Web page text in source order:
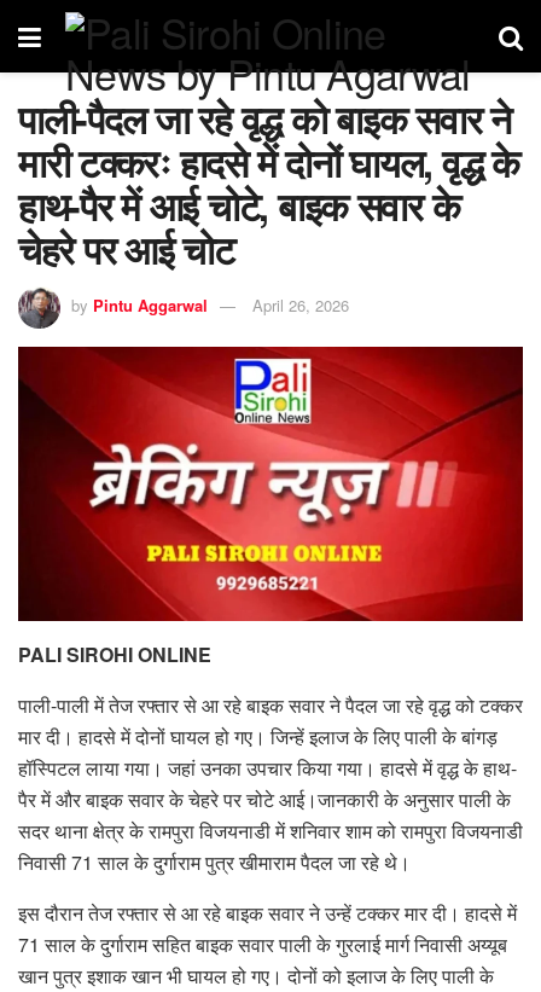
पाली-पैदल जा रहे वृद्ध को बाइक सवार ने
मारी टक्करः हादसे में दोनों घायल, वृद्ध के
हाथ-पैर में आई चोटे, बाइक सवार के
चेहरे पर आई चोट
by Pintu Aggarwal April 26, 2026
PALI SIROHI ONLINE
पाली-पाली में तेज रफ्तार से आ रहे बाइक सवार ने पैदल जा रहे वृद्ध को टक्कर
मार दी। हादसे में दोनों घायल हो गए। जिन्हें इलाज के लिए पाली के बांगड़
हॉस्पिटल लाया गया। जहां उनका उपचार किया गया। हादसे में वृद्ध के हाथ-
पैर में और बाइक सवार के चेहरे पर चोटे आई।जानकारी के अनुसार पाली के
सदर थाना क्षेत्र के रामपुरा विजयनाडी में शनिवार शाम को रामपुरा विजयनाडी
निवासी 71 साल के दुर्गाराम पुत्र खीमाराम पैदल जा रहे थे।
इस दौरान तेज रफ्तार से आ रहे बाइक सवार ने उन्हें टक्कर मार दी। हादसे में
71 साल के दुर्गाराम सहित बाइक सवार पाली के गुरलाई मार्ग निवासी अय्यूब
खान पुत्र इशाक खान भी घायल हो गए। दोनों को इलाज के लिए पाली के